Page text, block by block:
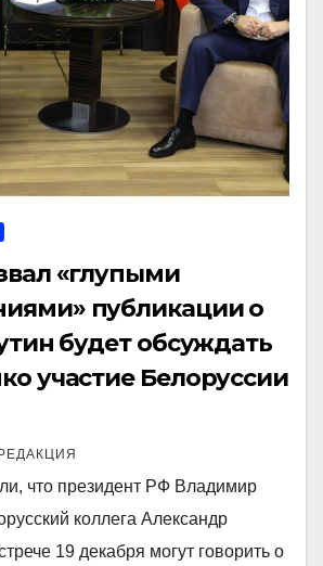
«глупыми
публикации о
будет обсуждать
участие Белоруссии
что президент РФ Владимир
коллега Александр
19 декабря могут говорить о